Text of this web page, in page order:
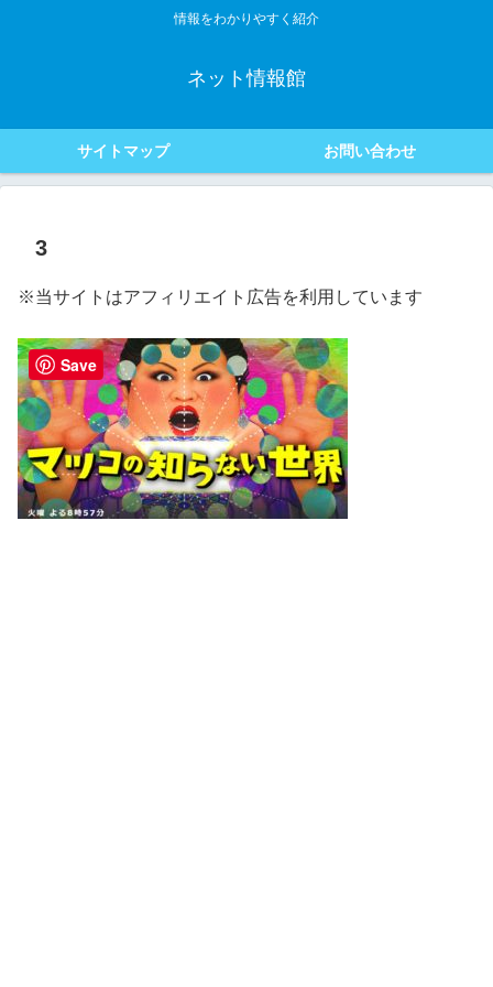
情報をわかりやすく紹介
ネット情報館
サイトマップ お問い合わせ
3
※当サイトはアフィリエイト広告を利用しています
Save